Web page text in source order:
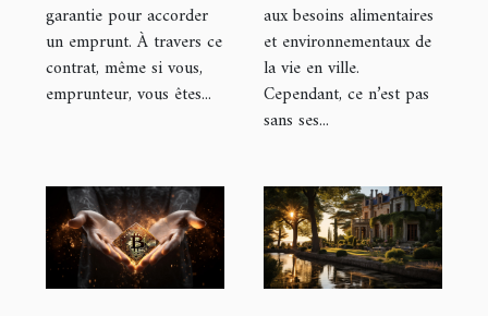
garantie pour accorder
un emprunt. À travers ce
contrat, même si vous,
emprunteur, vous êtes...
aux besoins alimentaires
et environnementaux de
la vie en ville.
Cependant, ce n’est pas
sans ses...